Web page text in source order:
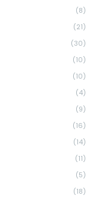
(8)
(21)
(30)
(10)
(10)
(4)
(9)
(16)
(14)
(11)
(5)
(18)